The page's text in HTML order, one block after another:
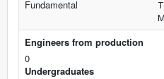
Fundamental
Engineers from production
0
Undergraduates